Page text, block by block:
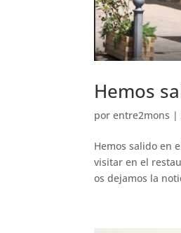
Hemos
porentre2mons |
Hemos salido en
visitar en el
os dejamos la